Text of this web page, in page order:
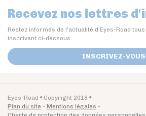
Recevez nos lettres
Restez informés de l'actualité d'Eyes-Road
inscrivant ci-dessous
INSCRIVEZ-VOUS
Eyes-Road
Copyright 2018
Plan du site
Mentions légales